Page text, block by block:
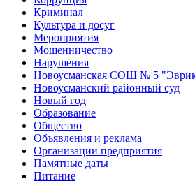
Криминал
Культура и досуг
Мероприятия
Мошенничество
Нарушения
Новоусманская СОШ № 5
Новоусманский районный суд
Новый год
Образование
Общество
Объявления и реклама
Организации предприятия
Памятные даты
Питание